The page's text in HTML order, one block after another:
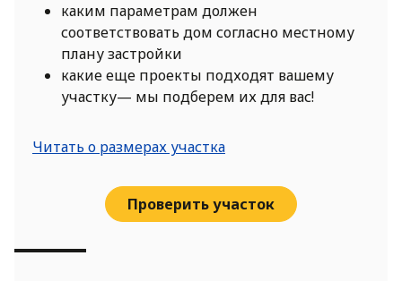
каким параметрам должен
соответствовать дом согласно местному
плану застройки
какие еще проекты подходят вашему
участку— мы подберем их для вас!
Читать о размерах участка
Проверить участок